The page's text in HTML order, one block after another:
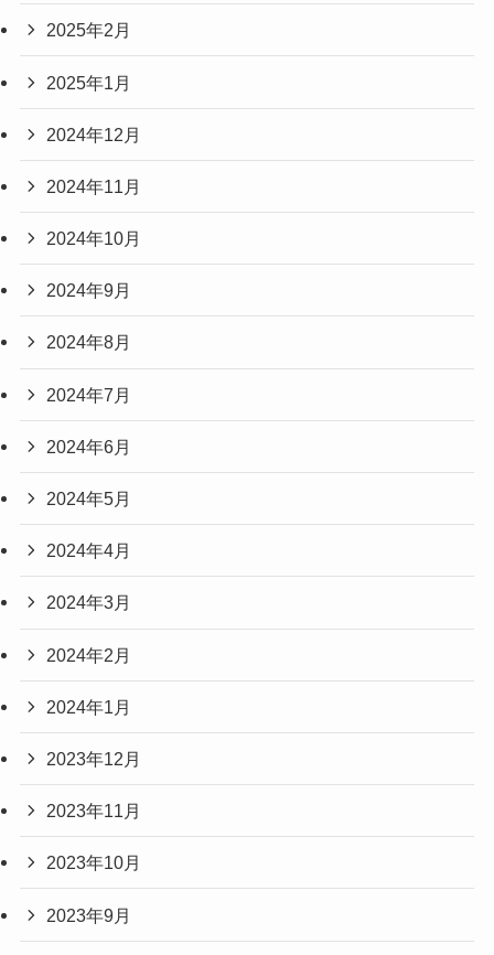
2025年2月
2025年1月
2024年12月
2024年11月
2024年10月
2024年9月
2024年8月
2024年7月
2024年6月
2024年5月
2024年4月
2024年3月
2024年2月
2024年1月
2023年12月
2023年11月
2023年10月
2023年9月